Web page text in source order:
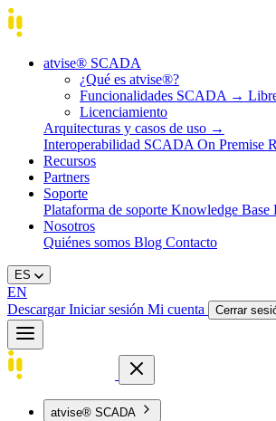
atvise® SCADA
¿Qué es atvise®?
Funcionalidades SCADA →
Licenciamiento
Arquitecturas y casos de uso →
Interoperabilidad SCADA On Premise
Recursos
Partners
Soporte
Plataforma de soporte Knowledge Base
Nosotros
Quiénes somos Blog Contacto
ES
EN
DescargarIniciar sesión Mi cuenta Cerrar
atvise® SCADA